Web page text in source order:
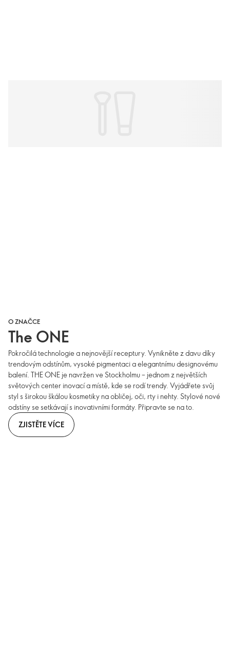
O ZNAČCE
The ONE
Pokročilá technologie a nejnovější receptury. Vynikněte z davu díky
trendovým odstínům, vysoké pigmentaci a elegantnímu designovému
balení. THE ONE je navržen ve Stockholmu – jednom z největších
světových center inovací a místě, kde se rodí trendy. Vyjádřete svůj
styl s širokou škálou kosmetiky na obličej, oči, rty i nehty. Stylové nové
odstíny se setkávají s inovativními formáty. Připravte se na to.
ZJISTĚTE VÍCE